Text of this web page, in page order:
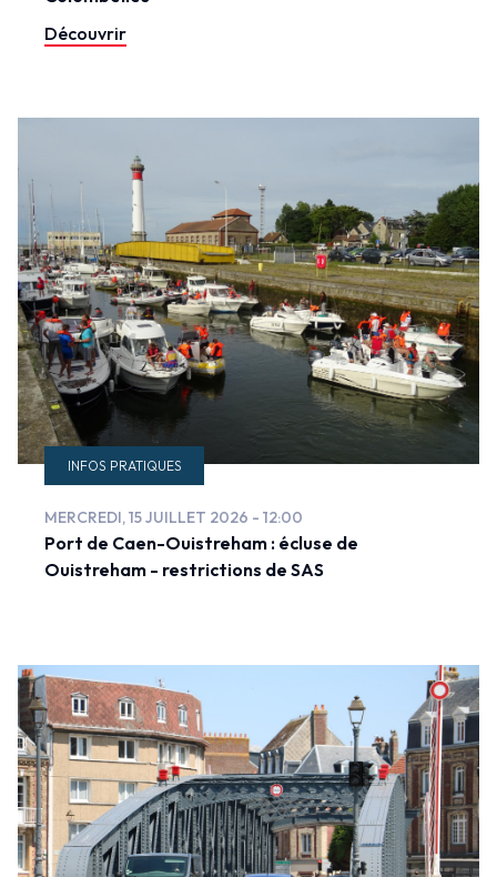
Découvrir
INFOS PRATIQUES
MERCREDI, 15 JUILLET 2026 - 12:00
Port de Caen-Ouistreham : écluse de
Ouistreham - restrictions de SAS